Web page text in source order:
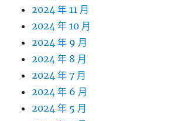
2024 年 11 月
2024 年 10 月
2024 年 9 月
2024 年 8 月
2024 年 7 月
2024 年 6 月
2024 年 5 月